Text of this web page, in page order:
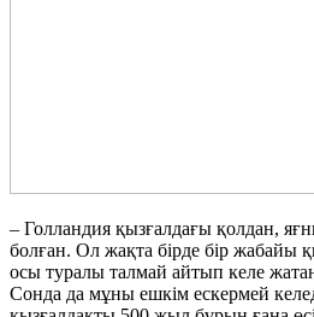
– Голландия қызғалдағы қолдан,
болған. Ол жақта бірде бір жабайы
осы туралы талмай айтып келе
Сонда да мұны ешкім ескермей